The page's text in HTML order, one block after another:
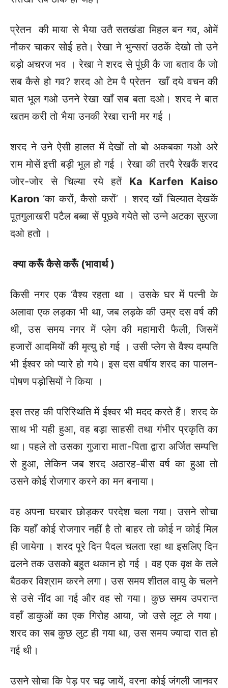
प्रेतन की माया से भैया उतै सतखंडा मिहल बन गव, ओमें
नौकर चाकर सोई हते। रेखा ने भुन्सरां उठकें देखो तो उने
बड़ो अचरज भव । रेखा ने शरद से पूंछी कै जा बताव कै जो
सब कैसे हो गव? शरद ओ टेम पै प्रेतन खाँ दये वचन की
बात भूल गओ उनने रेखा खाँ सब बता दओ। शरद ने बात
खतम करी तो भैया उनकी रेखा रानी मर गई ।
शरद ने उने ऐसी हालत में देखों तो बो अकबका गओ अरे
राम मोसें इत्ती बड़ी भूल हो गई । रेखा की तरपै रेखकैं शरद
जोर-जोर से चिल्या रये हतें Ka Karfen Kaiso
Karon ‘का करों, कैसो करों’ । शरद खों चिल्यात देखकें
पूतगुलाखरी पटैल बब्बा सें पूछवे गयेते सो उन्ने अटका सुरजा
दओ हतो ।
क्या करूँ कैसे करूँ (भावार्थ )
किसी नगर एक ‘वैश्य रहता था । उसके घर में पत्नी के
अलावा एक लड़का भी था, जब लड़के की उम्र दस वर्ष की
थी, उस समय नगर में प्लेग की महामारी फैली, जिसमें
हजारों आदमियों की मृत्यु हो गई । उसी प्लेग से वैश्य दम्पति
भी ईश्वर को प्यारे हो गये। इस दस वर्षीय शरद का पालन-
पोषण पड़ोसियों ने किया ।
इस तरह की परिस्थिति में ईश्वर भी मदद करते हैं। शरद के
साथ भी यही हुआ, वह बड़ा साहसी तथा गंभीर प्रकृति का
था। पहले तो उसका गुजारा माता-पिता द्वारा अर्जित सम्पत्ति
से हुआ, लेकिन जब शरद अठारह-बीस वर्ष का हुआ तो
उसने कोई रोजगार करने का मन बनाया।
वह अपना घरबार छोड़कर परदेश चला गया। उसने सोचा
कि यहाँ कोई रोजगार नहीं है तो बाहर तो कोई न कोई मिल
ही जायेगा । शरद पूरे दिन पैदल चलता रहा था इसलिए दिन
ढलने तक उसको बहुत थकान हो गई । वह एक वृक्ष के तले
बैठकर विश्राम करने लगा। उस समय शीतल वायु के चलने
से उसे नींद आ गई और वह सो गया। कुछ समय उपरान्त
वहाँ डाकुओं का एक गिरोह आया, जो उसे लूट ले गया।
शरद का सब कुछ लुट ही गया था, उस समय ज्यादा रात हो
गई थी।
उसने सोचा कि पेड़ पर चढ़ जायें, वरना कोई जंगली जानवर